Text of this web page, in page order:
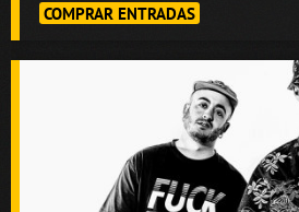
COMPRAR ENTRADAS